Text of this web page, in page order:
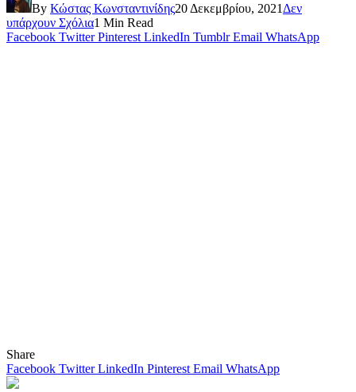
By Κώστας Κωνσταντινίδης20 Δεκεμβρίου, 2021 Δεν
υπάρχουν Σχόλια1 Min Read
Facebook Twitter Pinterest LinkedIn Tumblr Email WhatsApp
Share
Facebook Twitter LinkedIn Pinterest Email WhatsApp